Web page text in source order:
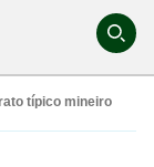
típico mineiro